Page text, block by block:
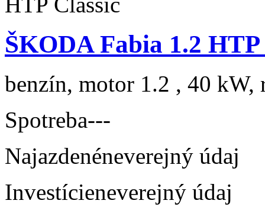
ŠKODA Fabia 1.2 HTP
benzín, motor 1.2 , 40 kW,
Spotreba---
Najazdenéneverejný údaj
Investícieneverejný údaj